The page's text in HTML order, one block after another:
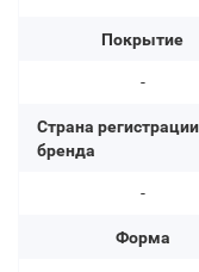
Покрытие
-
Страна регистрации
бренда
-
Форма